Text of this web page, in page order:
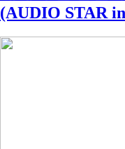
(AUDIO STAR